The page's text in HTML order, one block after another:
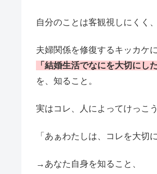
自分のことは客観視しにくく
夫婦関係を修復するキッカケ
「結婚生活でなにを大切にし
を、知ること。
実はコレ、人によってけっこ
「あぁわたしは、コレを大切
→あなた自身を知ること、